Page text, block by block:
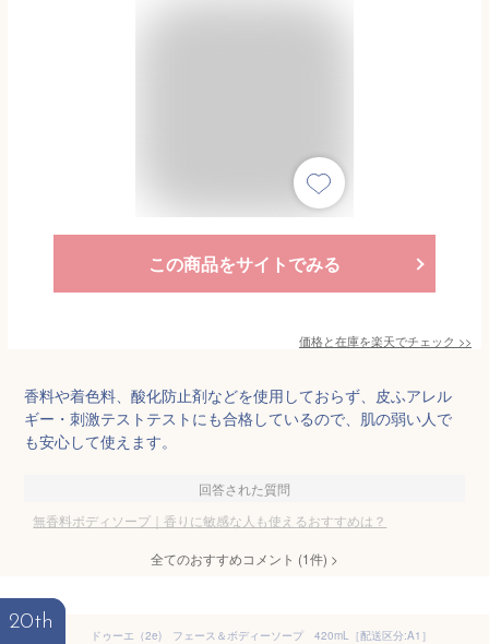
この商品をサイトでみる
価格と在庫を楽天でチェック >>
香料や着色料、酸化防止剤などを使用しておらず、皮ふアレル
ギー・刺激テストテストにも合格しているので、肌の弱い人で
も安心して使えます。
回答された質問
無香料ボディソープ｜香りに敏感な人も使えるおすすめは？
全てのおすすめコメント (1件) >
20th
ドゥーエ（2e) フェース＆ボディーソープ 420mL［配送区分:A1］